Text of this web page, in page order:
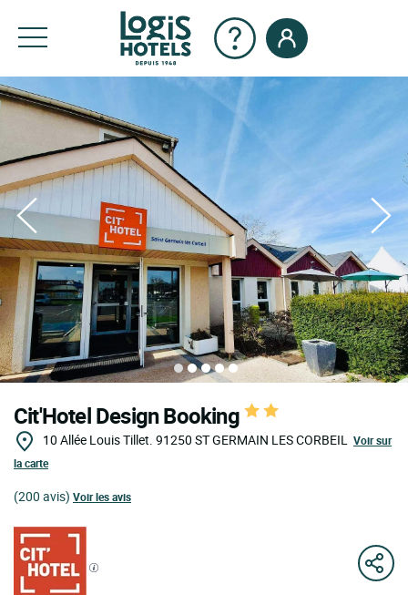
Cit'Hotel Design Booking
10 Allée Louis Tillet. 91250 ST GERMAIN LES CORBEIL Voir sur
la carte
(200 avis) Voir les avis